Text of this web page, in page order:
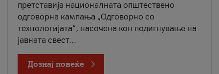
претставија националната општествено
одговорна кампања „Одговорно со
технологијата“, насочена кон подигнување на
јавната свест...
Дознај повеќе